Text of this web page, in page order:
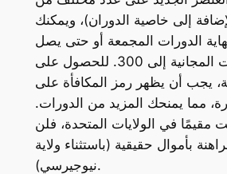
إلى خاصية الدوران)، ويمكنك
الدورات المجمعة أو حتى يصل
عدد الدورات المجانية إلى 300. للحصول على
يجب أن يظهر رمز المكافأة على
مما يمنحك المزيد من الدورات.
مقيمًا في الولايات المتحدة، فلن
بأموال حقيقية (باستثناء ولاية
نيوجيرسي).